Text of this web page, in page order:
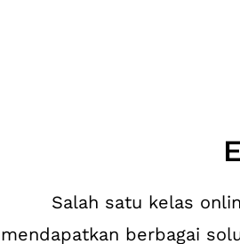
Salah satu kelas
mendapatkan berbagai